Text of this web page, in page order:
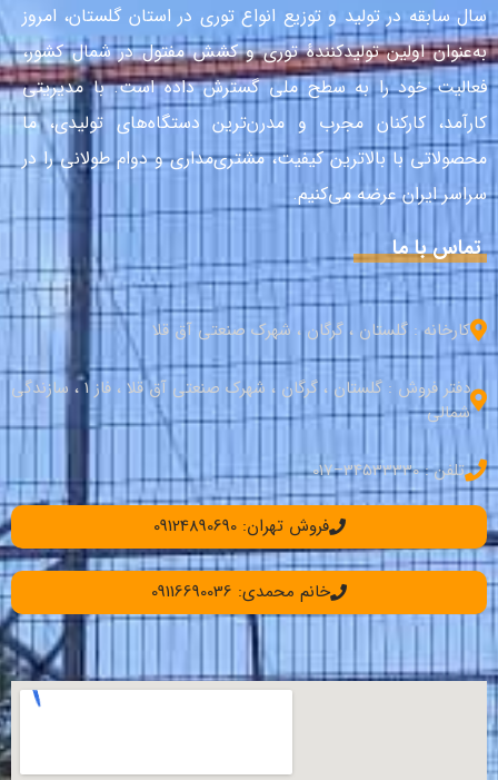
سال سابقه در تولید و توزیع انواع توری در استان گلستان، امروز
به‌عنوان اولین تولیدکنندهٔ توری و کشش مفتول در شمال کشور،
فعالیت خود را به سطح ملی گسترش داده است. با مدیریتی
کارآمد، کارکنان مجرب و مدرن‌ترین دستگاه‌های تولیدی، ما
محصولاتی با بالاترین کیفیت، مشتری‌مداری و دوام طولانی را در
سراسر ایران عرضه می‌کنیم.
تماس با ما
کارخانه : گلستان ، گرگان ، شهرک صنعتی آق قلا
دفتر فروش : گلستان ، گرگان ، شهرک صنعتی آق قلا ، فاز 1 ، سازندگی
شمالی
تلفن : 34533330–017
فروش تهران: 09124890690
خانم محمدی: 09116690036